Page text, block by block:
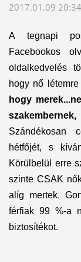
2017.01.09 20:34
A tegnapi
Facebookos
oldalkedvelés
hogy nő
hogy
Szándékosan
hétfőjét, s
Körülbelül erre
szinte CSAK
alíg mertek.
férfiak 99 %-a
biztosítékot.